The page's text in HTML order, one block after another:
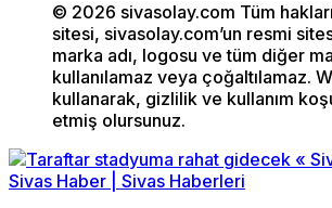
© 2026 sivasolay.com Tüm
sitesi, sivasolay.com’un resmi
marka adı, logosu ve tüm diğer
kullanılamaz veya çoğaltılamaz.
kullanarak, gizlilik ve kullanım
etmiş olursunuz.